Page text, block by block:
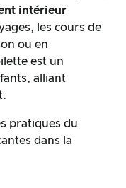
intérieur
les cours de
ou en
est un
alliant
pratiques du
dans la